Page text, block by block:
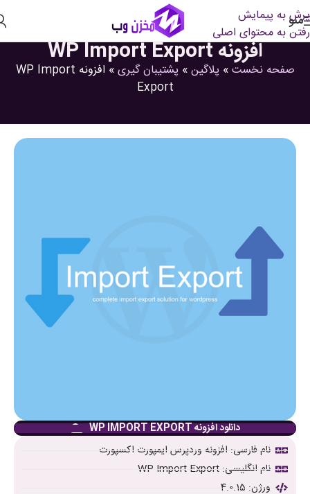
پرش به پیمایش
رفتن به محتوای اصلی
منو
افزونه WP Import Export
صفحه نخست» پلاگین» پشتیبان گیری»
افزونه WP Import
Export
دانلود افزونه WP IMPORT EXPORT
نام فارسی: افزونه وردپرس ایمپورت اکسپورت
نام انگلیسی: WP Import Export
ورژن: 4.0.15